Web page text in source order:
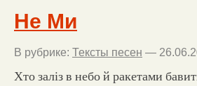
Не Ми
В рубрике: Тексты песен —
Хто заліз в небо й ракетами